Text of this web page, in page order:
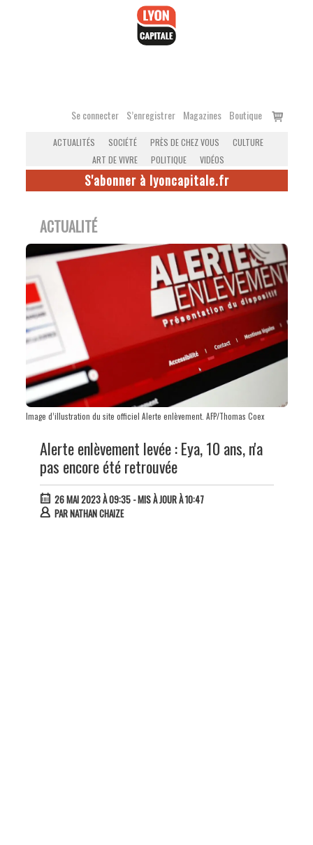
Se connecter S’enregistrer Magazines Boutique
Voir
ACTUALITÉS SOCIÉTÉ PRÈS DE CHEZ VOUS
CULTURE
ART DE VIVRE
POLITIQUE VIDÉOS
S'abonner à lyoncapitale.fr
ACTUALITÉ
Image d’illustration du site officiel Alerte enlèvement. AFP/Thomas Coex
Alerte enlèvement levée : Eya, 10 ans, n'a
pas encore été retrouvée
26 MAI 2023 À 09:35- MIS À JOUR À 10:47
PARNATHAN CHAIZE